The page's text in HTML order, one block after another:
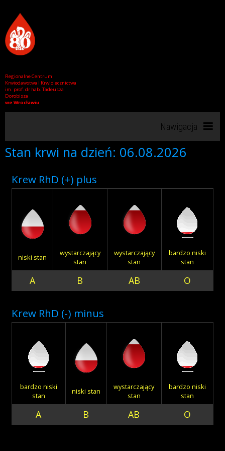
Regionalne Centrum
Krwiodawstwa i Krwiolecznictwa
im. prof. dr hab. Tadeusza
Dorobisza
we Wrocławiu
Nawigacja
Krwiodawcy
Szkolenia
Badania
Stan krwi na dzień: 06.08.2026
Krew RhD (+) plus
niski stan
wystarczający
stan
wystarczający
stan
bardzo niski
stan
A B AB O
Krew RhD (-) minus
bardzo niski
stan
niski stan
wystarczający
stan
bardzo niski
stan
A B AB O